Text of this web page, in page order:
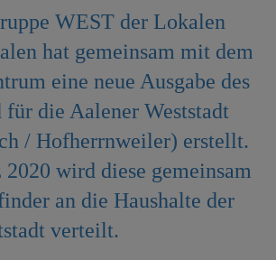
WEST der Lokalen
hat gemeinsam mit dem
eine neue Ausgabe des
die Aalener Weststadt
/ Hofherrnweiler) erstellt.
wird diese gemeinsam
an die Haushalte der
verteilt.